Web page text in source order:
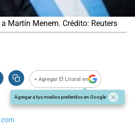
Martín Menem. Crédito: Reuters
+ Agregar El Litoral en
Agregar a tus medios preferidos en Google